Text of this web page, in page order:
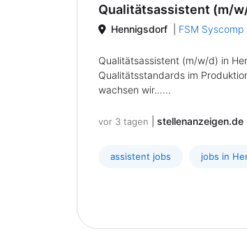
Qualitätsassistent (m/
Hennigsdorf FSM Syscomp
Qualitätsassistent (m/w/d) in
Qualitätsstandards im
wachsen wir......
vor 3 tagen stellenanzeigen.de
assistent jobs jobs in